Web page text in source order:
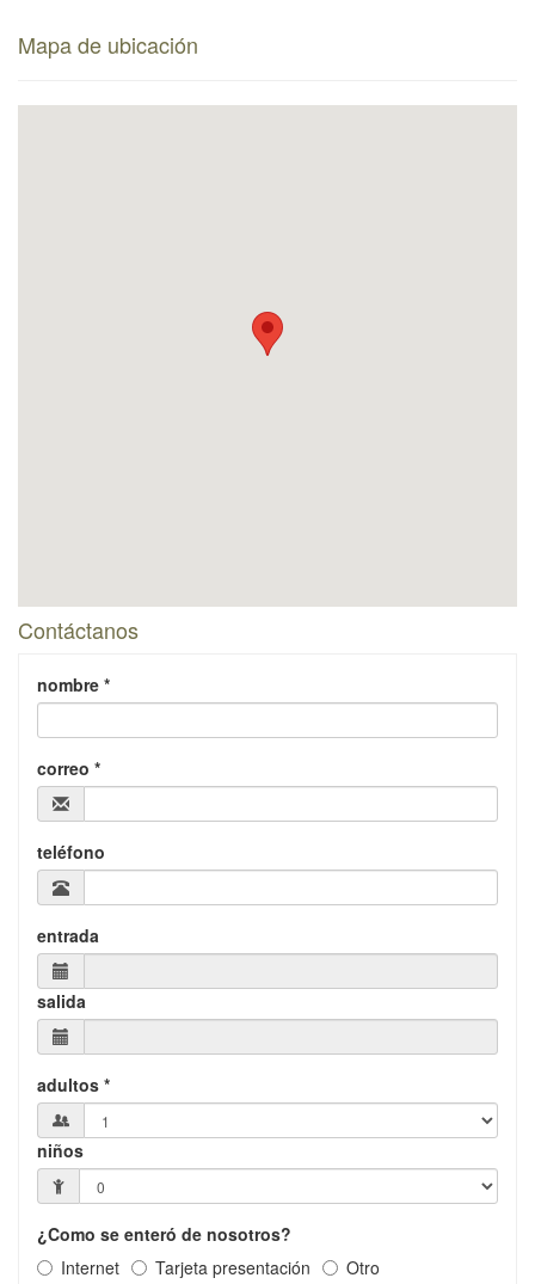
Mapa de ubicación
Contáctanos
nombre *
correo *
teléfono
entrada
salida
adultos *
niños
¿Como se enteró de nosotros?
Internet
Tarjeta presentación
Otro